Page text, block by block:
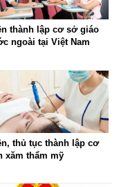
thành lập cơ sở giáo
ngoài tại Việt Nam
thủ tục thành lập cơ
xăm thẩm mỹ